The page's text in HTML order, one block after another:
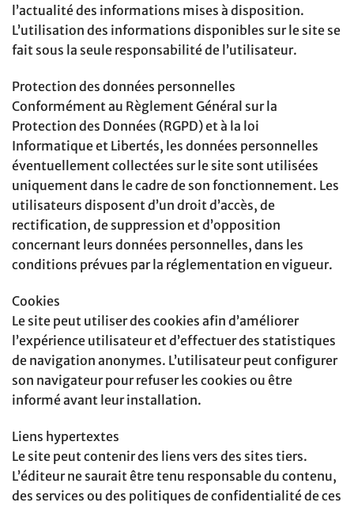
l’actualité des informations mises à disposition.
L’utilisation des informations disponibles sur le site se
fait sous la seule responsabilité de l’utilisateur.
Protection des données personnelles
Conformément au Règlement Général sur la
Protection des Données (RGPD) et à la loi
Informatique et Libertés, les données personnelles
éventuellement collectées sur le site sont utilisées
uniquement dans le cadre de son fonctionnement. Les
utilisateurs disposent d’un droit d’accès, de
rectification, de suppression et d’opposition
concernant leurs données personnelles, dans les
conditions prévues par la réglementation en vigueur.
Cookies
Le site peut utiliser des cookies afin d’améliorer
l’expérience utilisateur et d’effectuer des statistiques
de navigation anonymes. L’utilisateur peut configurer
son navigateur pour refuser les cookies ou être
informé avant leur installation.
Liens hypertextes
Le site peut contenir des liens vers des sites tiers.
L’éditeur ne saurait être tenu responsable du contenu,
des services ou des politiques de confidentialité de ces